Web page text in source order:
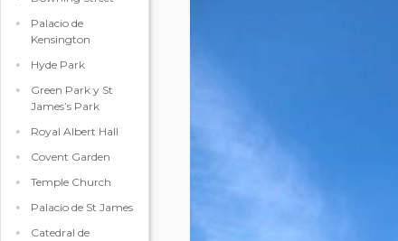
Palacio de
Kensington
Hyde Park
Green Park y St
James’s Park
Royal Albert Hall
Covent Garden
Temple Church
Palacio de St James
Catedral de